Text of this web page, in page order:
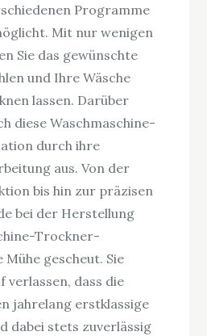
Programme
Mit nur wenigen
Sie das gewünschte
und Ihre Wäsche
lassen. Darüber
diese Waschmaschine-
durch ihre
aus. Von der
bis hin zur präzisen
bei der Herstellung
Trockner-
gescheut. Sie
verlassen, dass die
jahrelang erstklassige
dabei stets zuverlässig